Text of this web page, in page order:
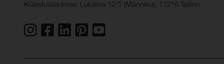
Külastusaadress: Lubiliiva 12/1 (Männiku), 11216 Tallinn